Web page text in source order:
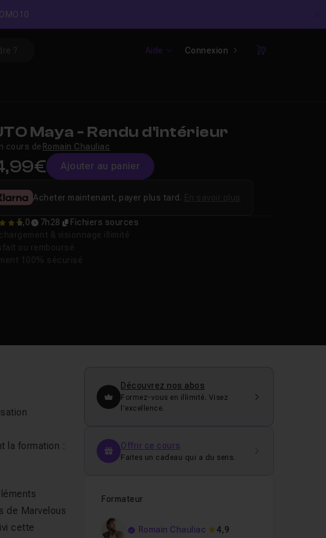
Aide Connexion
Panier
Maya - Rendu d'intérieur
cours de Romain Chauliac
Ajouter au panier
5,0 7h28 Fichiers sources
Acheter maintenant, payer plus tard.
la formation :
de Marvelous
cette
Découvrez nos abos
Formez-vous en illimité. Visez
l’excellence.
Offrir ce cours
Faites un cadeau qui a du sens.
Formateur
Romain Chauliac 4,9